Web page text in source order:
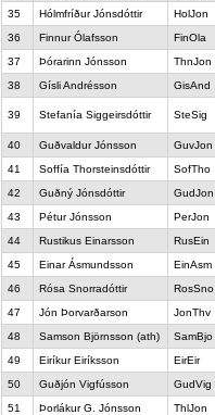
35
Hólmfríður Jónsdóttir HolJon
36
Finnur Ólafsson FinOla
37
Þórarinn Jónsson ThnJon
38
Gísli Andrésson GisAnd
39 Stefanía Siggeirsdóttir SteSig
40 Guðvaldur Jónsson GuvJon
41
Soffía Thorsteinsdóttir SofTho
42
Guðný Jónsdóttir GudJon
43
Pétur Jónsson PerJon
44
Rustikus Einarsson RusEin
45
Einar Ásmundsson EinAsm
46
Rósa Snorradóttir RosSno
47
Jón Þorvarðarson JonThv
48
Samson Björnsson (ath) SamBjo
49
Eiríkur Eiríksson EirEir
50
Guðjón Vigfússon GudVig
51
Þorlákur G. Jónsson ThlJon